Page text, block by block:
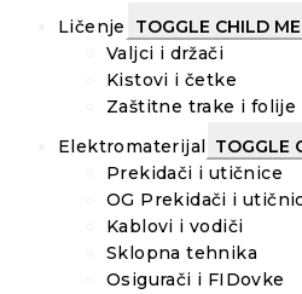
Ličenje
TOGGLE CHILD
Valjci i držači
Kistovi i četke
Zaštitne trake i folije
Elektromaterijal
TOGGLE
Prekidači i utičnice
OG Prekidači i
Kablovi i vodiči
Sklopna tehnika
Osigurači i FIDovke